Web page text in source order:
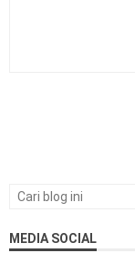
MEDIA SOCIAL